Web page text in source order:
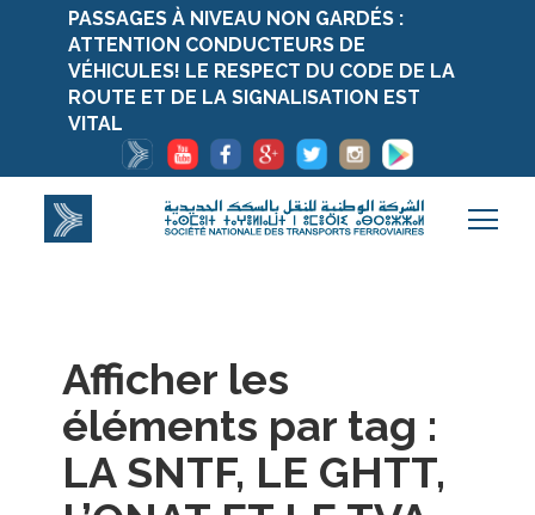
PASSAGES À NIVEAU NON GARDÉS :
ATTENTION CONDUCTEURS DE
VÉHICULES! LE RESPECT DU CODE DE LA
ROUTE ET DE LA SIGNALISATION EST
VITAL
Afficher les
éléments par tag :
LA SNTF, LE GHTT,